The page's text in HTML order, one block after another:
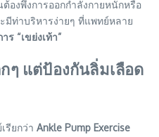
องพึ่งการออกกำลังกายหนักหรือ
มีท่าบริหารง่ายๆ ที่แพทย์หลาย
าร “เขย่งเท้า”
ๆ แต่ป้องกันลิ่มเลือด
รียกว่า Ankle Pump Exercise